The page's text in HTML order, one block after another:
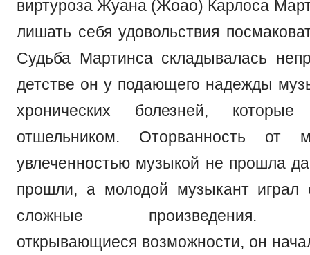
виртуроза Жуана (Жоао) Карлоса
лишать себя удовольствия
Судьба Мартинса складывалась
детстве он у подающего надежды
хронических болезней,
отшельником. Оторванность от
увлеченностью музыкой не прошла
прошли, а молодой музыкант
сложные произведения.
открывающиеся возможности, он